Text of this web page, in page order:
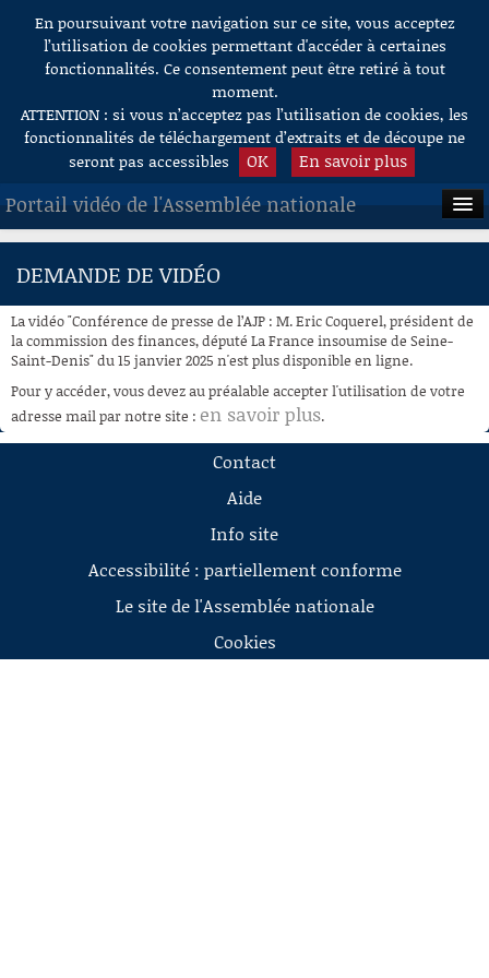
Aller au contenu
En poursuivant votre navigation sur ce site, vous acceptez
l’utilisation de cookies permettant d'accéder à certaines
fonctionnalités. Ce consentement peut être retiré à tout
moment.
ATTENTION : si vous n’acceptez pas l’utilisation de cookies, les
fonctionnalités de téléchargement d’extraits et de découpe ne
seront pas accessibles
OK En savoir plus
Portail vidéo de l'Assemblée nationale
ACCUEIL
À LA DEMANDE
RECHERCHE
AIDE À LA DÉCOUPE
DE VIDÉOS
DEMANDE DE VIDÉO
La vidéo "Conférence de presse de l’AJP : M. Eric Coquerel, président de
la commission des finances, député La France insoumise de Seine-
Saint-Denis" du 15 janvier 2025 n'est plus disponible en ligne.
Pour y accéder, vous devez au préalable accepter l'utilisation de votre
adresse mail par notre site : en savoir plus.
Contact
Aide
Info site
Accessibilité : partiellement conforme
Le site de l'Assemblée nationale
Cookies